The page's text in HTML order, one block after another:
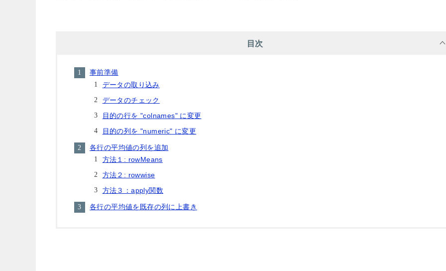
目次
事前準備
データの取り込み
データのチェック
目的の行を "colnames" に変更
目的の列を "numeric" に変更
各行の平均値の列を追加
方法１: rowMeans
方法２: rowwise
方法３：apply関数
各行の平均値を既存の列に上書き